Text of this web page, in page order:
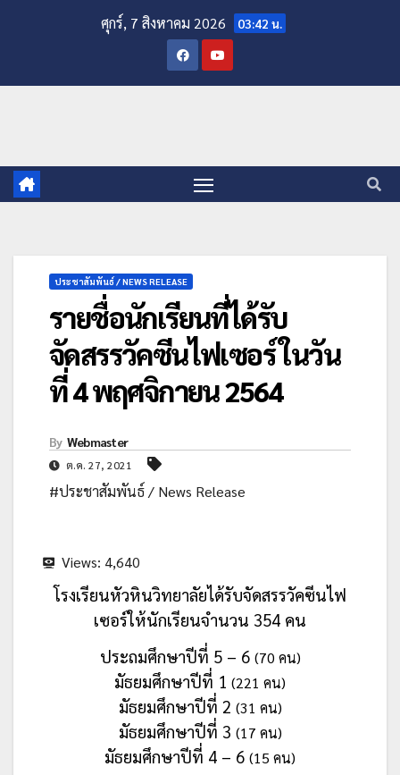
ศุกร์, 7 สิงหาคม 2026 03:42 น.
ประชาสัมพันธ์ / NEWS RELEASE
รายชื่อนักเรียนที่ได้รับ
จัดสรรวัคซีนไฟเซอร์ ในวัน
ที่ 4 พฤศจิกายน 2564
By Webmaster
ต.ค. 27, 2021
#ประชาสัมพันธ์ / News Release
Views: 4,640
โรงเรียนหัวหินวิทยาลัยได้รับจัดสรรวัคซีนไฟ
เซอร์ให้นักเรียนจำนวน 354 คน
ประถมศึกษาปีที่ 5 – 6 (70 คน)
มัธยมศึกษาปีที่ 1 (221 คน)
มัธยมศึกษาปีที่ 2 (31 คน)
มัธยมศึกษาปีที่ 3 (17 คน)
มัธยมศึกษาปีที่ 4 – 6 (15 คน)